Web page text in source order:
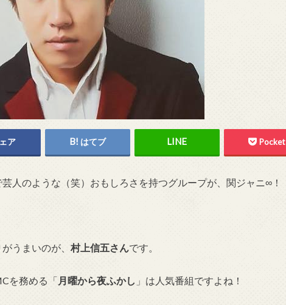
ア はてブ Pocket
人のような（笑）おもしろさを持つグループが、関ジャニ∞！
うまいのが、 村上信五さんです。
を務める「 月曜から夜ふかし 」は人気番組ですよね！